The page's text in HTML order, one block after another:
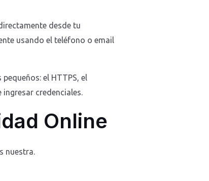
desde tu
usando el teléfono o email
el HTTPS, el
credenciales.
Online
nuestra.